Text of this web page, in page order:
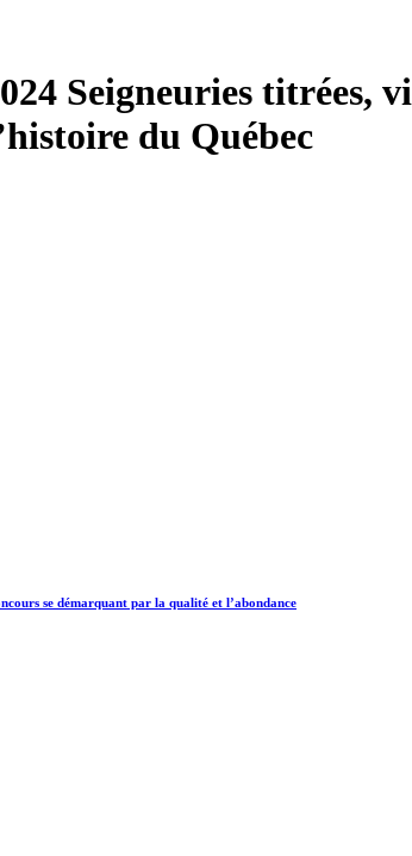
Seigneuries titrées,
du Québec
se démarquant par la qualité et l’abondance